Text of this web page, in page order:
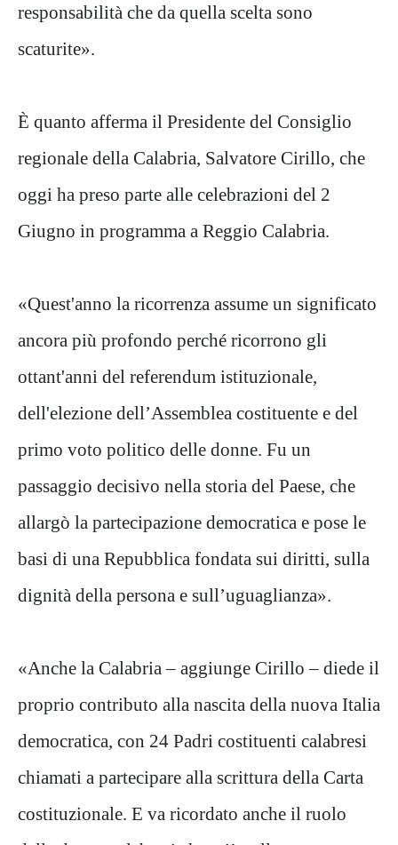
responsabilità che da quella scelta sono
scaturite».
È quanto afferma il Presidente del Consiglio
regionale della Calabria, Salvatore Cirillo, che
oggi ha preso parte alle celebrazioni del 2
Giugno in programma a Reggio Calabria.
«Quest'anno la ricorrenza assume un significato
ancora più profondo perché ricorrono gli
ottant'anni del referendum istituzionale,
dell'elezione dell’Assemblea costituente e del
primo voto politico delle donne. Fu un
passaggio decisivo nella storia del Paese, che
allargò la partecipazione democratica e pose le
basi di una Repubblica fondata sui diritti, sulla
dignità della persona e sull’uguaglianza».
«Anche la Calabria – aggiunge Cirillo – diede il
proprio contributo alla nascita della nuova Italia
democratica, con 24 Padri costituenti calabresi
chiamati a partecipare alla scrittura della Carta
costituzionale. E va ricordato anche il ruolo